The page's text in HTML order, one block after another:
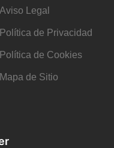
Aviso Legal
Política de Privacidad
Política de Cookies
Mapa de Sitio